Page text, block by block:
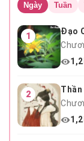
Ngày Tuần
1
Đạo
2